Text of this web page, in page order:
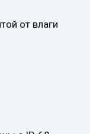
от влаги